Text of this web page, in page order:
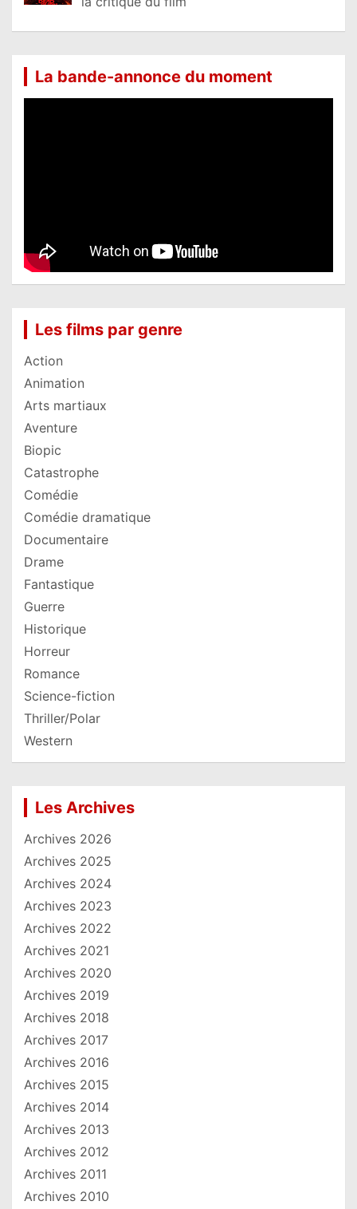
La bande-annonce du moment
Les films par genre
Action
Animation
Arts martiaux
Aventure
Biopic
Catastrophe
Comédie
Comédie dramatique
Documentaire
Drame
Fantastique
Guerre
Historique
Horreur
Romance
Science-fiction
Thriller/Polar
Western
Les Archives
Archives 2026
Archives 2025
Archives 2024
Archives 2023
Archives 2022
Archives 2021
Archives 2020
Archives 2019
Archives 2018
Archives 2017
Archives 2016
Archives 2015
Archives 2014
Archives 2013
Archives 2012
Archives 2011
Archives 2010